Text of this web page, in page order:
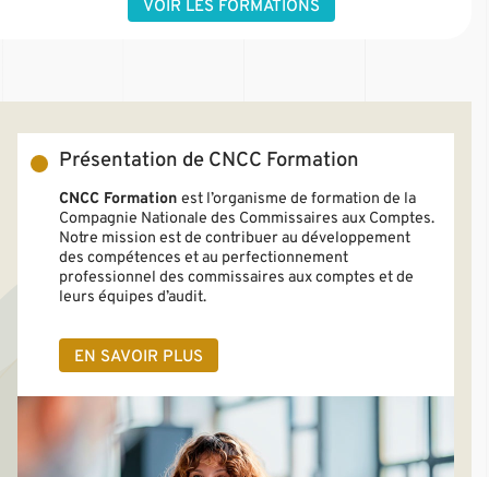
VOIR LES FORMATIONS
Présentation de CNCC Formation
CNCC Formationest l’organisme de formation de la
Compagnie Nationale des Commissaires aux Comptes.
Notre mission est de contribuer au développement
des compétences et au perfectionnement
professionnel des commissaires aux comptes et de
leurs équipes d’audit.
EN SAVOIR PLUS